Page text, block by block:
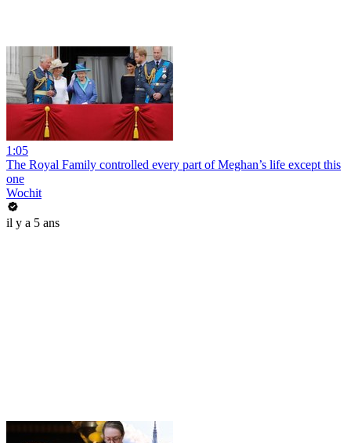
1:05
The Royal Family controlled every part of Meghan’s life except this
one
Wochit
il y a 5 ans